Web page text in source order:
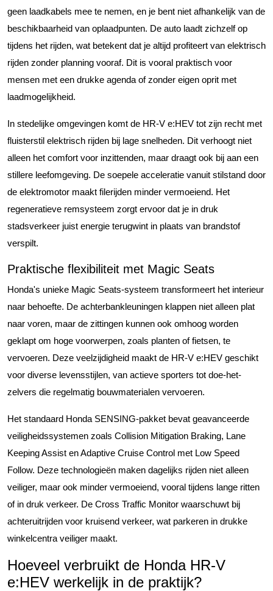
geen laadkabels mee te nemen, en je bent niet afhankelijk van de
beschikbaarheid van oplaadpunten. De auto laadt zichzelf op
tijdens het rijden, wat betekent dat je altijd profiteert van elektrisch
rijden zonder planning vooraf. Dit is vooral praktisch voor
mensen met een drukke agenda of zonder eigen oprit met
laadmogelijkheid.
In stedelijke omgevingen komt de HR-V e:HEV tot zijn recht met
fluisterstil elektrisch rijden bij lage snelheden. Dit verhoogt niet
alleen het comfort voor inzittenden, maar draagt ook bij aan een
stillere leefomgeving. De soepele acceleratie vanuit stilstand door
de elektromotor maakt filerijden minder vermoeiend. Het
regeneratieve remsysteem zorgt ervoor dat je in druk
stadsverkeer juist energie terugwint in plaats van brandstof
verspilt.
Praktische flexibiliteit met Magic Seats
Honda's unieke Magic Seats-systeem transformeert het interieur
naar behoefte. De achterbankleuningen klappen niet alleen plat
naar voren, maar de zittingen kunnen ook omhoog worden
geklapt om hoge voorwerpen, zoals planten of fietsen, te
vervoeren. Deze veelzijdigheid maakt de HR-V e:HEV geschikt
voor diverse levensstijlen, van actieve sporters tot doe-het-
zelvers die regelmatig bouwmaterialen vervoeren.
Het standaard Honda SENSING-pakket bevat geavanceerde
veiligheidssystemen zoals Collision Mitigation Braking, Lane
Keeping Assist en Adaptive Cruise Control met Low Speed
Follow. Deze technologieën maken dagelijks rijden niet alleen
veiliger, maar ook minder vermoeiend, vooral tijdens lange ritten
of in druk verkeer. De Cross Traffic Monitor waarschuwt bij
achteruitrijden voor kruisend verkeer, wat parkeren in drukke
winkelcentra veiliger maakt.
Hoeveel verbruikt de Honda HR-V
e:HEV werkelijk in de praktijk?